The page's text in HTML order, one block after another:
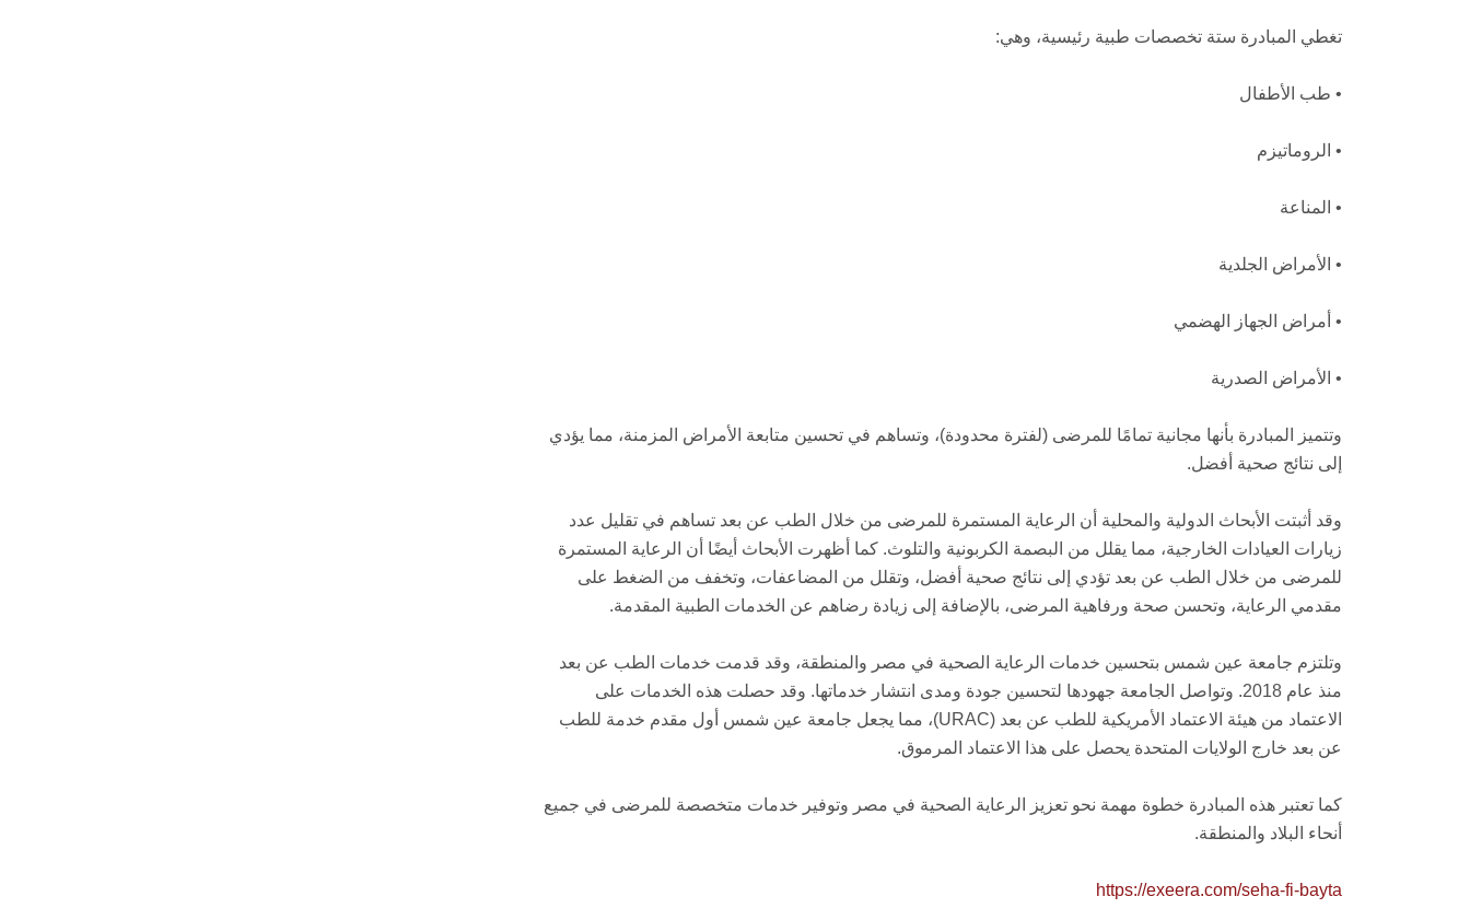
تغطي المبادرة ستة تخصصات طبية رئيسية، وهي:
• طب الأطفال
• الروماتيزم
• المناعة
• الأمراض الجلدية
• أمراض الجهاز الهضمي
• الأمراض الصدرية
وتتميز المبادرة بأنها مجانية تمامًا للمرضى (لفترة محدودة)، وتساهم في تحسين متابعة الأمراض المزمنة، مما يؤدي
إلى نتائج صحية أفضل.
وقد أثبتت الأبحاث الدولية والمحلية أن الرعاية المستمرة للمرضى من خلال الطب عن بعد تساهم في تقليل عدد
زيارات العيادات الخارجية، مما يقلل من البصمة الكربونية والتلوث. كما أظهرت الأبحاث أيضًا أن الرعاية المستمرة
للمرضى من خلال الطب عن بعد تؤدي إلى نتائج صحية أفضل، وتقلل من المضاعفات، وتخفف من الضغط على
مقدمي الرعاية، وتحسن صحة ورفاهية المرضى، بالإضافة إلى زيادة رضاهم عن الخدمات الطبية المقدمة.
وتلتزم جامعة عين شمس بتحسين خدمات الرعاية الصحية في مصر والمنطقة، وقد قدمت خدمات الطب عن بعد
منذ عام 2018. وتواصل الجامعة جهودها لتحسين جودة ومدى انتشار خدماتها. وقد حصلت هذه الخدمات على
الاعتماد من هيئة الاعتماد الأمريكية للطب عن بعد (URAC)، مما يجعل جامعة عين شمس أول مقدم خدمة للطب
عن بعد خارج الولايات المتحدة يحصل على هذا الاعتماد المرموق.
كما تعتبر هذه المبادرة خطوة مهمة نحو تعزيز الرعاية الصحية في مصر وتوفير خدمات متخصصة للمرضى في جميع
أنحاء البلاد والمنطقة.
https://exeera.com/seha-fi-bayta